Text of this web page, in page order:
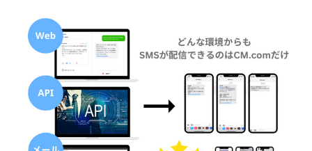
3.送信者名を設定する
4.本文を作成する
5.SMSを送信する
CM.comのSMS送信サービスを利用へ！